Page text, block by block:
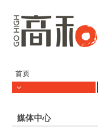
媒体中心